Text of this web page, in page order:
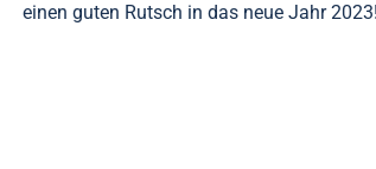
einen guten Rutsch in das neue Jahr